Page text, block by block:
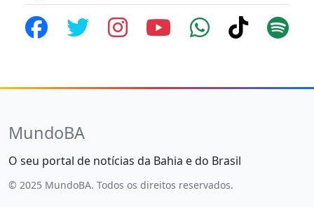
MundoBA
O seu portal de notícias da Bahia e do Brasil
© 2025 MundoBA. Todos os direitos reservados.